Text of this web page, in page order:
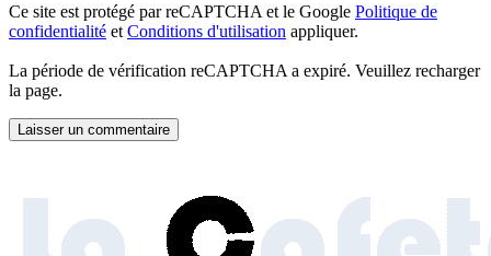
Ce site est protégé par reCAPTCHA et le Google Politique de
confidentialité et Conditions d'utilisation appliquer.
La période de vérification reCAPTCHA a expiré. Veuillez recharger
la page.